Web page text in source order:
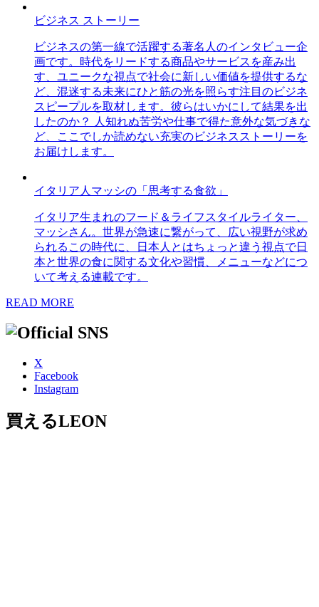
ビジネス ストーリー
ビジネスの第一線で活躍する著名人のインタビュー企
画です。時代をリードする商品やサービスを産み出
す、ユニークな視点で社会に新しい価値を提供するな
ど、混迷する未来にひと筋の光を照らす注目のビジネ
スピープルを取材します。彼らはいかにして結果を出
したのか？ 人知れぬ苦労や仕事で得た意外な気づきな
ど、ここでしか読めない充実のビジネスストーリーを
お届けします。
イタリア人マッシの「思考する食欲」
イタリア生まれのフード＆ライフスタイルライター、
マッシさん。世界が急速に繋がって、広い視野が求め
られるこの時代に、日本人とはちょっと違う視点で日
本と世界の食に関する文化や習慣、メニューなどにつ
いて考える連載です。
READ MORE
X
Facebook
Instagram
買えるLEON